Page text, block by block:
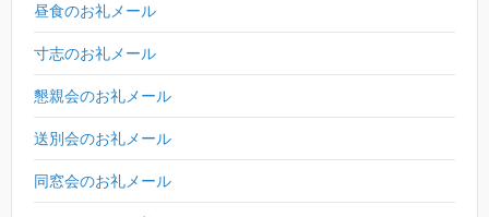
昼食のお礼メール
寸志のお礼メール
懇親会のお礼メール
送別会のお礼メール
同窓会のお礼メール